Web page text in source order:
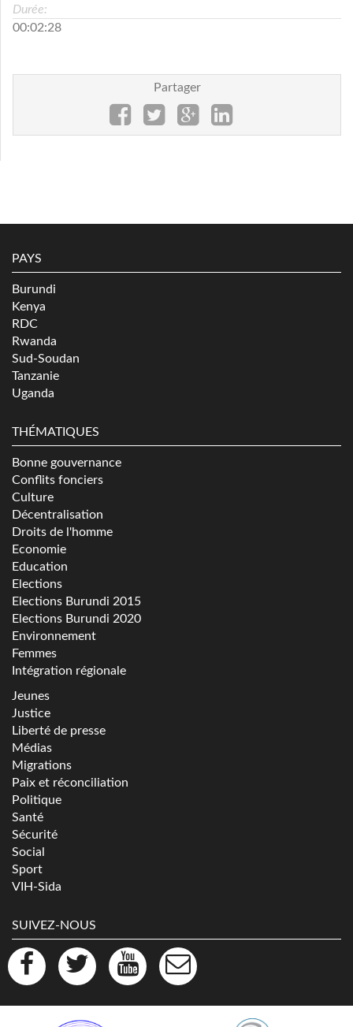
Durée:
00:02:28
Partager
PAYS
Burundi
Kenya
RDC
Rwanda
Sud-Soudan
Tanzanie
Uganda
THÉMATIQUES
Bonne gouvernance
Conflits fonciers
Culture
Décentralisation
Droits de l'homme
Economie
Education
Elections
Elections Burundi 2015
Elections Burundi 2020
Environnement
Femmes
Intégration régionale
Jeunes
Justice
Liberté de presse
Médias
Migrations
Paix et réconciliation
Politique
Santé
Sécurité
Social
Sport
VIH-Sida
SUIVEZ-NOUS